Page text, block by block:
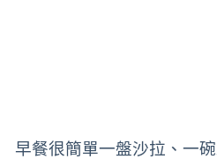
早餐很簡單一盤沙拉、一